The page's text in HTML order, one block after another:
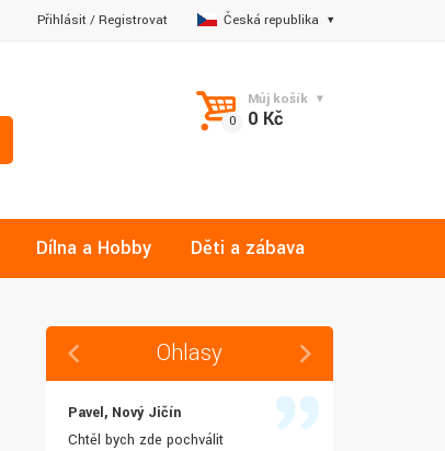
Česká republika
Přihlásit/Registrovat
Můj košík
0 Kč
Dílna a Hobby Děti a zábava
Ohlasy
Pavel, Nový Jičín
Chtěl bych zde pochválit